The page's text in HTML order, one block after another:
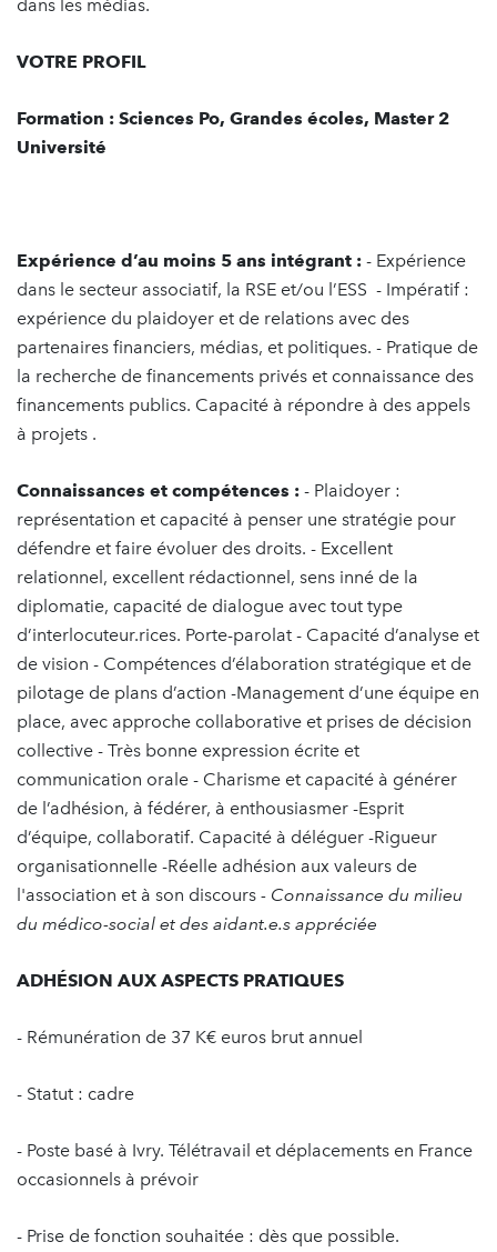
dans les médias.
VOTRE PROFIL
Formation : Sciences Po, Grandes écoles, Master 2
Université
Expérience d’au moins 5 ans intégrant : - Expérience
dans le secteur associatif, la RSE et/ou l’ESS - Impératif :
expérience du plaidoyer et de relations avec des
partenaires financiers, médias, et politiques. - Pratique de
la recherche de financements privés et connaissance des
financements publics. Capacité à répondre à des appels
à projets .
Connaissances et compétences : - Plaidoyer :
représentation et capacité à penser une stratégie pour
défendre et faire évoluer des droits. - Excellent
relationnel, excellent rédactionnel, sens inné de la
diplomatie, capacité de dialogue avec tout type
d’interlocuteur.rices. Porte-parolat - Capacité d’analyse et
de vision - Compétences d’élaboration stratégique et de
pilotage de plans d’action -Management d’une équipe en
place, avec approche collaborative et prises de décision
collective - Très bonne expression écrite et
communication orale - Charisme et capacité à générer
de l’adhésion, à fédérer, à enthousiasmer -Esprit
d’équipe, collaboratif. Capacité à déléguer -Rigueur
organisationnelle -Réelle adhésion aux valeurs de
l'association et à son discours - Connaissance du milieu
du médico-social et des aidant.e.s appréciée
ADHÉSION AUX ASPECTS PRATIQUES
- Rémunération de 37 K€ euros brut annuel
- Statut : cadre
- Poste basé à Ivry. Télétravail et déplacements en France
occasionnels à prévoir
- Prise de fonction souhaitée : dès que possible.